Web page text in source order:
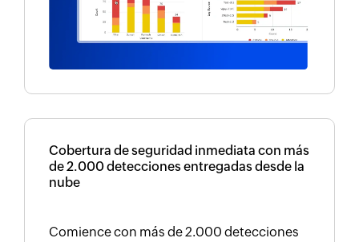
Cobertura de seguridad inmediata con más
de 2.000 detecciones entregadas desde la
nube
Comience con más de 2.000 detecciones